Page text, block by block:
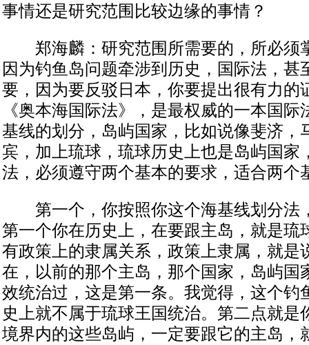
事情还是研究范围比较边缘的事情？
郑海麟：研究范围所需要的，所必须
因为钓鱼岛问题牵涉到历史，国际法，甚
要，因为要反驳日本，你要提出很有力的
《奥本海国际法》，是最权威的一本国际
基线的划分，岛屿国家，比如说像斐济，
宾，加上琉球，琉球历史上也是岛屿国家
法，必须遵守两个基本的要求，适合两个
第一个，你按照你这个海基线划分法
第一个你在历史上，在要跟主岛，就是琉
有政策上的隶属关系，政策上隶属，就是
在，以前的那个主岛，那个国家，岛屿国
效统治过，这是第一条。我觉得，这个钓
史上就不属于琉球王国统治。第二点就是
境界内的这些岛屿，一定要跟它的主岛，